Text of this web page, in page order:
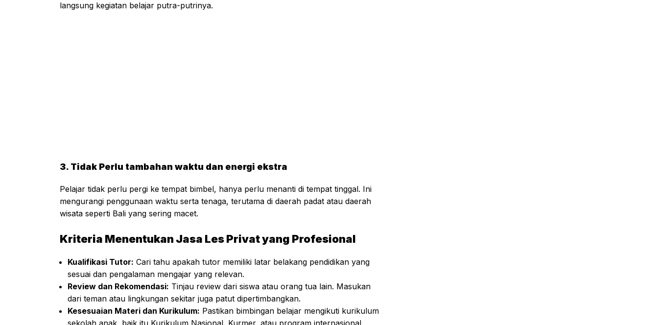
langsung kegiatan belajar putra-putrinya.
3. Tidak Perlu tambahan waktu dan energi ekstra
Pelajar tidak perlu pergi ke tempat bimbel, hanya perlu menanti di tempat tinggal. Ini
mengurangi penggunaan waktu serta tenaga, terutama di daerah padat atau daerah
wisata seperti Bali yang sering macet.
Kriteria Menentukan Jasa Les Privat yang Profesional
Kualifikasi Tutor: Cari tahu apakah tutor memiliki latar belakang pendidikan yang
sesuai dan pengalaman mengajar yang relevan.
Review dan Rekomendasi: Tinjau review dari siswa atau orang tua lain. Masukan
dari teman atau lingkungan sekitar juga patut dipertimbangkan.
Kesesuaian Materi dan Kurikulum: Pastikan bimbingan belajar mengikuti kurikulum
sekolah anak, baik itu Kurikulum Nasional, Kurmer, atau program internasional.